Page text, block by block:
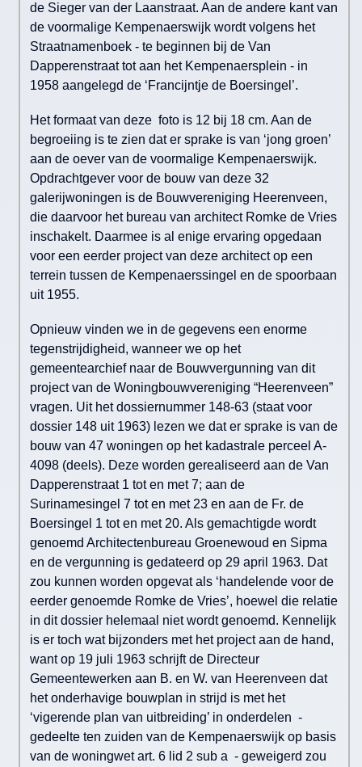
de Sieger van der Laanstraat. Aan de andere kant van
de voormalige Kempenaerswijk wordt volgens het
Straatnamenboek - te beginnen bij de Van
Dapperenstraat tot aan het Kempenaersplein - in
1958 aangelegd de ‘Francijntje de Boersingel’.
Het formaat van deze foto is 12 bij 18 cm. Aan de
begroeiing is te zien dat er sprake is van ‘jong groen’
aan de oever van de voormalige Kempenaerswijk.
Opdrachtgever voor de bouw van deze 32
galerijwoningen is de Bouwvereniging Heerenveen,
die daarvoor het bureau van architect Romke de Vries
inschakelt. Daarmee is al enige ervaring opgedaan
voor een eerder project van deze architect op een
terrein tussen de Kempenaerssingel en de spoorbaan
uit 1955.
Opnieuw vinden we in de gegevens een enorme
tegenstrijdigheid, wanneer we op het
gemeentearchief naar de Bouwvergunning van dit
project van de Woningbouwvereniging “Heerenveen”
vragen. Uit het dossiernummer 148-63 (staat voor
dossier 148 uit 1963) lezen we dat er sprake is van de
bouw van 47 woningen op het kadastrale perceel A-
4098 (deels). Deze worden gerealiseerd aan de Van
Dapperenstraat 1 tot en met 7; aan de
Surinamesingel 7 tot en met 23 en aan de Fr. de
Boersingel 1 tot en met 20. Als gemachtigde wordt
genoemd Architectenbureau Groenewoud en Sipma
en de vergunning is gedateerd op 29 april 1963. Dat
zou kunnen worden opgevat als ‘handelende voor de
eerder genoemde Romke de Vries’, hoewel die relatie
in dit dossier helemaal niet wordt genoemd. Kennelijk
is er toch wat bijzonders met het project aan de hand,
want op 19 juli 1963 schrijft de Directeur
Gemeentewerken aan B. en W. van Heerenveen dat
het onderhavige bouwplan in strijd is met het
‘vigerende plan van uitbreiding’ in onderdelen -
gedeelte ten zuiden van de Kempenaerswijk op basis
van de woningwet art. 6 lid 2 sub a - geweigerd zou